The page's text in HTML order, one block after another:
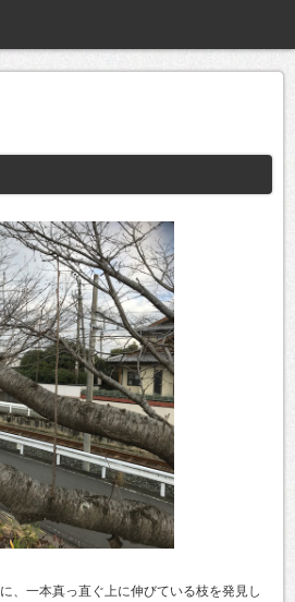
、一本真っ直ぐ上に伸びている枝を発見し